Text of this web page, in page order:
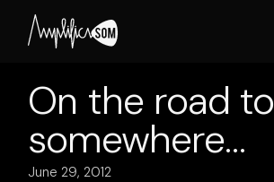
content
On the road to
somewhere…
June 29, 2012